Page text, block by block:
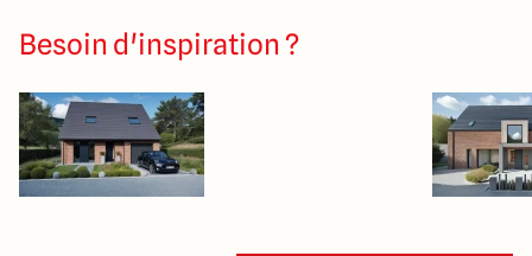
Besoin d'inspiration ?